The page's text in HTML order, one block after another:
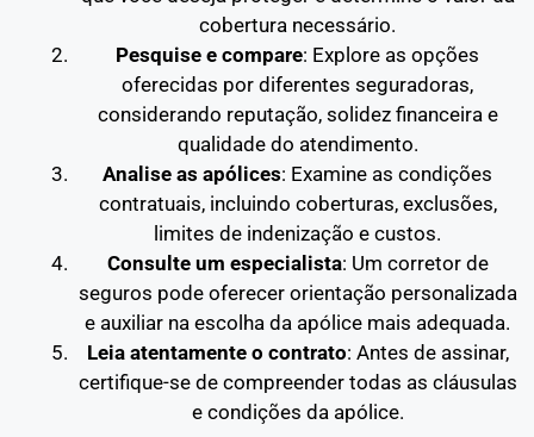
cobertura necessário.
Pesquise e compare: Explore as opções
oferecidas por diferentes seguradoras,
considerando reputação, solidez financeira e
qualidade do atendimento.
Analise as apólices: Examine as condições
contratuais, incluindo coberturas, exclusões,
limites de indenização e custos.
Consulte um especialista: Um corretor de
seguros pode oferecer orientação personalizada
e auxiliar na escolha da apólice mais adequada.
Leia atentamente o contrato: Antes de assinar,
certifique-se de compreender todas as cláusulas
e condições da apólice.